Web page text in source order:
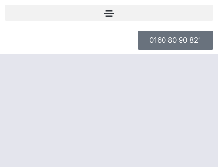
0160 80 90 821